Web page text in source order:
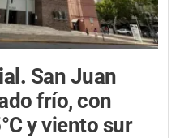
San Juan
frío, con
y viento sur